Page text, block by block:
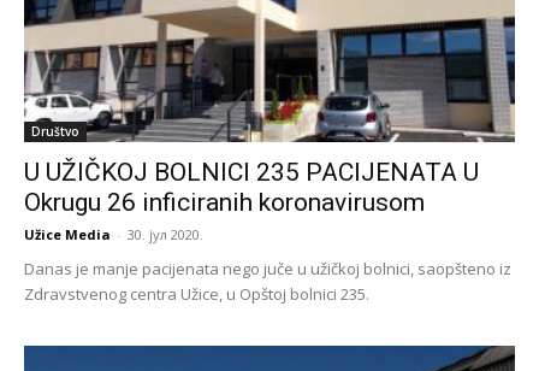
Društvo
U UŽIČKOJ BOLNICI 235 PACIJENATA U
Okrugu 26 inficiranih koronavirusom
Užice Media - 30. јул 2020.
Danas je manje pacijenata nego juče u užičkoj bolnici, saopšteno iz
Zdravstvenog centra Užice, u Opštoj bolnici 235.